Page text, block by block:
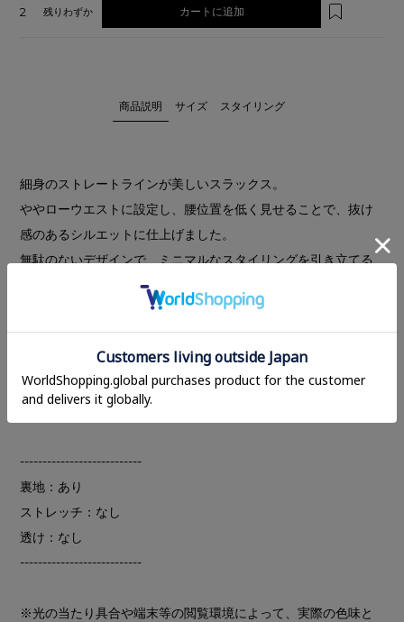
2 残りわずか カートに追加
商品説明 サイズ スタイリング
細身のストレートラインが美しいスラックス。
ややローウエストに設定し、腰位置を低く見せることで、抜け
感のあるシルエットに仕上げました。
無駄のないデザインで、ミニマルなスタイリングを引き立てる
一本です。軽やかで落ち感のあるスラックス素材を使用し、細
身のストレートシルエットとセンタープレスが、身体のライン
をすっきりと見せてくれます。
クリーンでありながらモードな印象を兼ね備え、トップスをイ
ンでもアウトでもバランス良く着用できる、幅広いスタイリン
グに活躍するアイテムです。
---------------------------
裏地：あり
ストレッチ：なし
透け：なし
---------------------------
※光の当たり具合や端末等の閲覧環境によって、実際の色味と